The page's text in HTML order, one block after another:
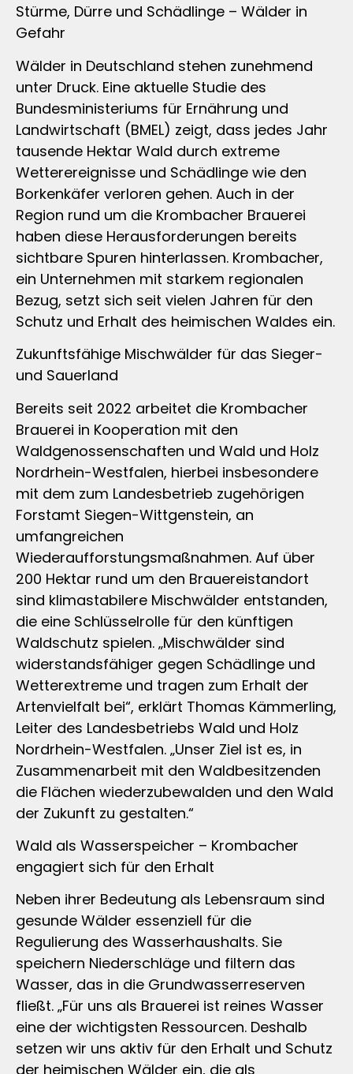
Stürme, Dürre und Schädlinge – Wälder in
Gefahr
Wälder in Deutschland stehen zunehmend
unter Druck. Eine aktuelle Studie des
Bundesministeriums für Ernährung und
Landwirtschaft (BMEL) zeigt, dass jedes Jahr
tausende Hektar Wald durch extreme
Wetterereignisse und Schädlinge wie den
Borkenkäfer verloren gehen. Auch in der
Region rund um die Krombacher Brauerei
haben diese Herausforderungen bereits
sichtbare Spuren hinterlassen. Krombacher,
ein Unternehmen mit starkem regionalen
Bezug, setzt sich seit vielen Jahren für den
Schutz und Erhalt des heimischen Waldes ein.
Zukunftsfähige Mischwälder für das Sieger-
und Sauerland
Bereits seit 2022 arbeitet die Krombacher
Brauerei in Kooperation mit den
Waldgenossenschaften und Wald und Holz
Nordrhein-Westfalen, hierbei insbesondere
mit dem zum Landesbetrieb zugehörigen
Forstamt Siegen-Wittgenstein, an
umfangreichen
Wiederaufforstungsmaßnahmen. Auf über
200 Hektar rund um den Brauereistandort
sind klimastabilere Mischwälder entstanden,
die eine Schlüsselrolle für den künftigen
Waldschutz spielen. „Mischwälder sind
widerstandsfähiger gegen Schädlinge und
Wetterextreme und tragen zum Erhalt der
Artenvielfalt bei“, erklärt Thomas Kämmerling,
Leiter des Landesbetriebs Wald und Holz
Nordrhein-Westfalen. „Unser Ziel ist es, in
Zusammenarbeit mit den Waldbesitzenden
die Flächen wiederzubewalden und den Wald
der Zukunft zu gestalten.“
Wald als Wasserspeicher – Krombacher
engagiert sich für den Erhalt
Neben ihrer Bedeutung als Lebensraum sind
gesunde Wälder essenziell für die
Regulierung des Wasserhaushalts. Sie
speichern Niederschläge und filtern das
Wasser, das in die Grundwasserreserven
fließt. „Für uns als Brauerei ist reines Wasser
eine der wichtigsten Ressourcen. Deshalb
setzen wir uns aktiv für den Erhalt und Schutz
der heimischen Wälder ein, die als